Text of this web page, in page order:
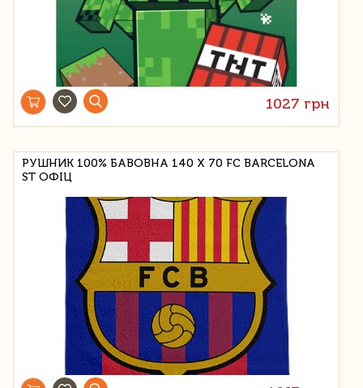
1027 грн
РУШНИК 100% БАВОВНА 140 X 70 FC BARCELONA
ST ОФІЦ